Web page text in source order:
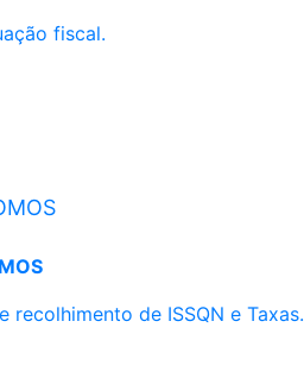
fiscal.
de ISSQN e Taxas.